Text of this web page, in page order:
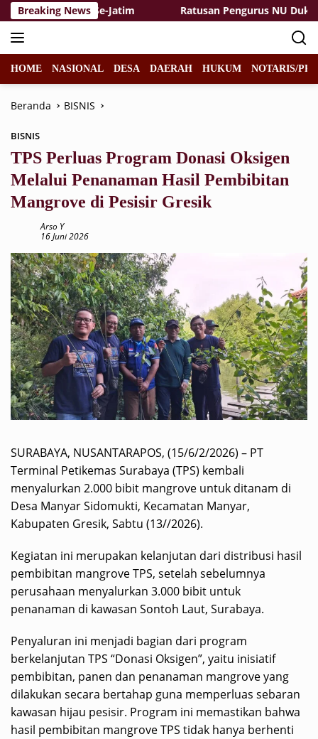
Langsung
ke
konten
Breaking News
PGRI Se-Jatim Ratusan Pengurus NU Dukung
HOME NASIONAL DESA DAERAH HUKUM NOTARIS/
Beranda BISNIS
BISNIS
TPS Perluas Program Donasi Oksigen
Melalui Penanaman Hasil Pembibitan
Mangrove di Pesisir Gresik
Arso Y
16 Juni 2026
SURABAYA, NUSANTARAPOS, (15/6/2/2026) – PT
Terminal Petikemas Surabaya (TPS) kembali
menyalurkan 2.000 bibit mangrove untuk ditanam di
Desa Manyar Sidomukti, Kecamatan Manyar,
Kabupaten Gresik, Sabtu (13//2026).
Kegiatan ini merupakan kelanjutan dari distribusi hasil
pembibitan mangrove TPS, setelah sebelumnya
perusahaan menyalurkan 3.000 bibit untuk
penanaman di kawasan Sontoh Laut, Surabaya.
Penyaluran ini menjadi bagian dari program
berkelanjutan TPS “Donasi Oksigen”, yaitu inisiatif
pembibitan, panen dan penanaman mangrove yang
dilakukan secara bertahap guna memperluas sebaran
kawasan hijau pesisir. Program ini memastikan bahwa
hasil pembibitan mangrove TPS tidak hanya berhenti